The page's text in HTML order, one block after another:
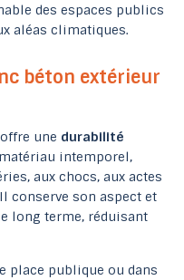
des espaces publics
aléas climatiques.
béton extérieur
une durabilité
intemporel,
aux chocs, aux actes
conserve son aspect et
long terme, réduisant
place publique ou dans